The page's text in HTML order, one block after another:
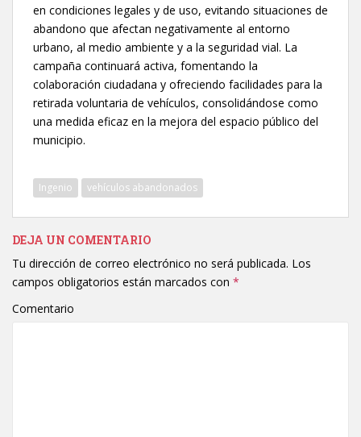
en condiciones legales y de uso, evitando situaciones de
abandono que afectan negativamente al entorno
urbano, al medio ambiente y a la seguridad vial. La
campaña continuará activa, fomentando la
colaboración ciudadana y ofreciendo facilidades para la
retirada voluntaria de vehículos, consolidándose como
una medida eficaz en la mejora del espacio público del
municipio.
Ingenio vehículos abandonados
DEJA UN COMENTARIO
Tu dirección de correo electrónico no será publicada. Los
campos obligatorios están marcados con *
Comentario